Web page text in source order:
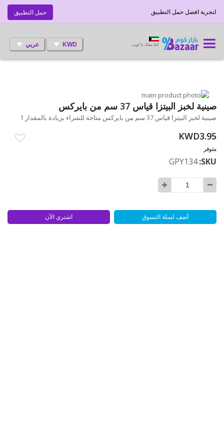
حمل التطبيق لتجربة افضل حمل التطبيق
KWD عربي كلنا معاك يا كويت
انتقل
إلى
النهاية
الصور
تخطي
إلى
معرض
صينية لخبز البيتزا قياس 37 سم من بايركس
صينية لخبز البيتزا قياس 37 سم من بايركس متاحة للشراء بزيادة بالمقدار 1
KWD3.95
متوفر
SKU
GPY134
أضف لسلة التسوق اشتري الآن